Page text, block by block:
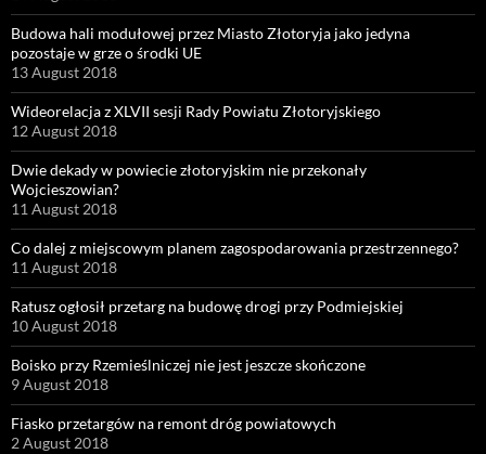
Budowa hali modułowej przez Miasto Złotoryja jako jedyna
pozostaje w grze o środki UE
13 August 2018
Wideorelacja z XLVII sesji Rady Powiatu Złotoryjskiego
12 August 2018
Dwie dekady w powiecie złotoryjskim nie przekonały
Wojcieszowian?
11 August 2018
Co dalej z miejscowym planem zagospodarowania przestrzennego?
11 August 2018
Ratusz ogłosił przetarg na budowę drogi przy Podmiejskiej
10 August 2018
Boisko przy Rzemieślniczej nie jest jeszcze skończone
9 August 2018
Fiasko przetargów na remont dróg powiatowych
2 August 2018